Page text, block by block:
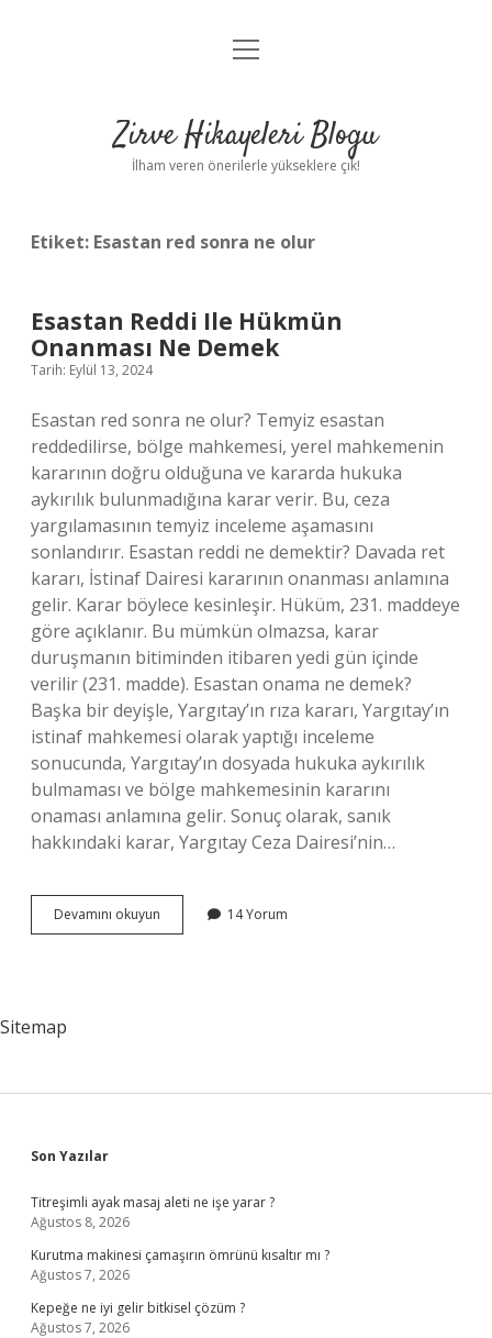
Anasayfa
Yasal Uyarı
menüyü
Zirve Hikayeleri Blogu
İlham veren önerilerle yükseklere çık!
Etiket: Esastan red sonra ne olur
Esastan Reddi Ile Hükmün
Onanması Ne Demek
Tarih: Eylül 13, 2024
Esastan red sonra ne olur? Temyiz esastan
reddedilirse, bölge mahkemesi, yerel mahkemenin
kararının doğru olduğuna ve kararda hukuka
aykırılık bulunmadığına karar verir. Bu, ceza
yargılamasının temyiz inceleme aşamasını
sonlandırır. Esastan reddi ne demektir? Davada ret
kararı, İstinaf Dairesi kararının onanması anlamına
gelir. Karar böylece kesinleşir. Hüküm, 231. maddeye
göre açıklanır. Bu mümkün olmazsa, karar
duruşmanın bitiminden itibaren yedi gün içinde
verilir (231. madde). Esastan onama ne demek?
Başka bir deyişle, Yargıtay’ın rıza kararı, Yargıtay’ın
istinaf mahkemesi olarak yaptığı inceleme
sonucunda, Yargıtay’ın dosyada hukuka aykırılık
bulmaması ve bölge mahkemesinin kararını
onaması anlamına gelir. Sonuç olarak, sanık
hakkındaki karar, Yargıtay Ceza Dairesi’nin…
Devamını okuyun
Reddi
14 Yorum
Sitemap
Sidebar
Son Yazılar
Titreşimli ayak masaj aleti ne işe yarar ?
Ağustos 8, 2026
Kurutma makinesi çamaşırın ömrünü kısaltır mı ?
Ağustos 7, 2026
Kepeğe ne iyi gelir bitkisel çözüm ?
Ağustos 7, 2026